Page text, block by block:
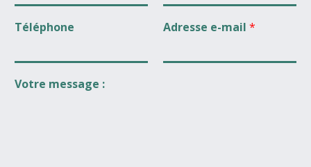
Téléphone Adresse e-mail *
Votre message :